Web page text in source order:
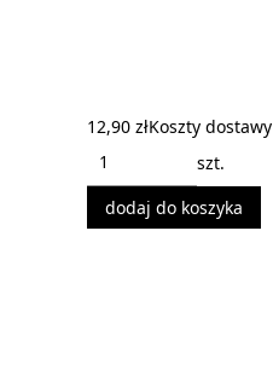
12,90 złKoszty dostawy
szt.
dodaj do koszyka